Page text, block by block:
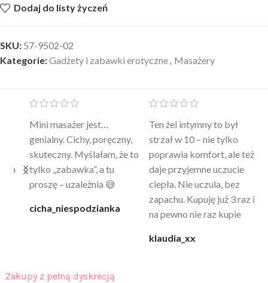
Dodaj do listy życzeń
SKU: 57-9502-02
Kategorie:Gadżety i zabawki erotyczne Masażery
Mini masażer jest…
genialny. Cichy, poręczny,
skuteczny. Myślałam, że to
tylko „zabawka”, a tu
proszę – uzależnia 😅
cicha_niespodzianka
Ten żel intymny to był
strzał w 10 – nie tylko
poprawia komfort, ale też
daje przyjemne uczucie
ciepła. Nie uczula, bez
zapachu. Kupuję już 3 raz i
na pewno nie raz kupie
klaudia_xx
Zakupy z pełną dyskrecją